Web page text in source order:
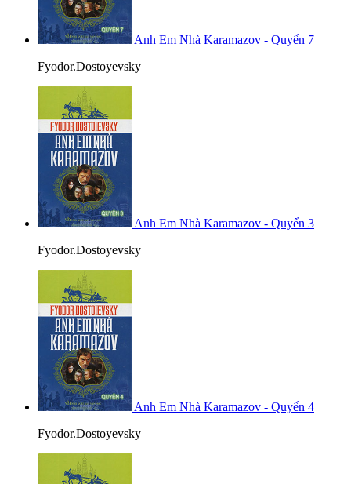
Anh Em Nhà Karamazov - Quyển 7
Fyodor.Dostoyevsky
Anh Em Nhà Karamazov - Quyển 3
Fyodor.Dostoyevsky
Anh Em Nhà Karamazov - Quyển 4
Fyodor.Dostoyevsky